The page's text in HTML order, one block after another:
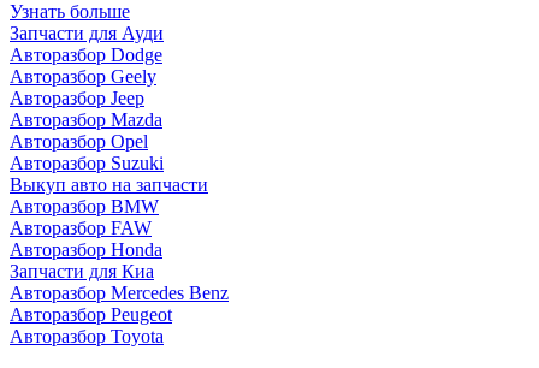
Узнать больше
Запчасти для Ауди
Авторазбор Dodge
Авторазбор Geely
Авторазбор Jeep
Авторазбор Mazda
Авторазбор Opel
Авторазбор Suzuki
Выкуп авто на запчасти
Авторазбор BMW
Авторазбор FAW
Авторазбор Honda
Запчасти для Киа
Авторазбор Mercedes Benz
Авторазбор Peugeot
Авторазбор Toyota